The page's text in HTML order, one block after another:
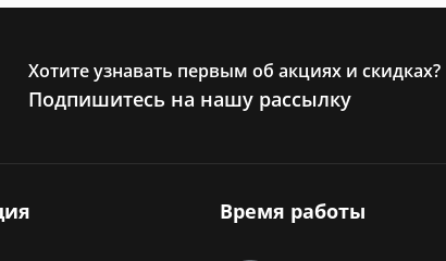
Хотите узнавать первым об акциях и скидках?
Подпишитесь на нашу рассылку
Время работы